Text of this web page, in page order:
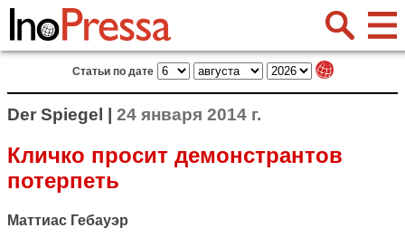
Статьи по дате
Der Spiegel | 24 января 2014 г.
Кличко просит демонстрантов
потерпеть
Маттиас Гебауэр